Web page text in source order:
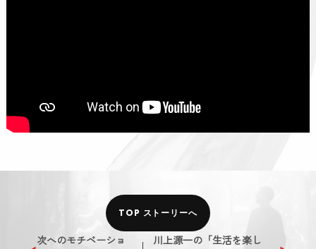
TOP ストーリーへ
次へのモチベーショ
川上源⼀の「生活を楽し